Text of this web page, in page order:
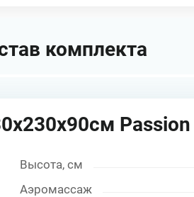
комплекта
Высота, см
Аэромассаж